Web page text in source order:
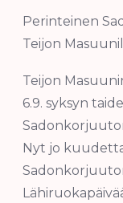
Perinteinen
Teijon
Teijon
6.9. syksyn
Nyt jo